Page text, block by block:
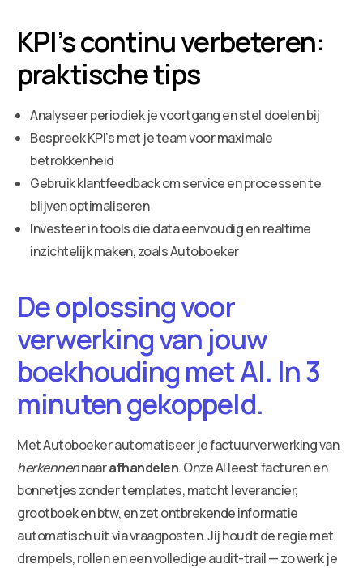
KPI’s continu verbeteren:
praktische tips
Analyseer periodiek je voortgang en stel doelen bij
Bespreek KPI’s met je team voor maximale
betrokkenheid
Gebruik klantfeedback om service en processen te
blijven optimaliseren
Investeer in tools die data eenvoudig en realtime
inzichtelijk maken, zoals Autoboeker
De oplossing voor
verwerking van jouw
boekhouding met AI. In 3
minuten gekoppeld.
Met Autoboeker automatiseer je factuurverwerking van
herkennennaarafhandelen. Onze AI leest facturen en
bonnetjes zonder templates, matcht leverancier,
grootboek en btw, en zet ontbrekende informatie
automatisch uit via vraagposten. Jij houdt de regie met
drempels, rollen en een volledige audit-trail — zo werk je